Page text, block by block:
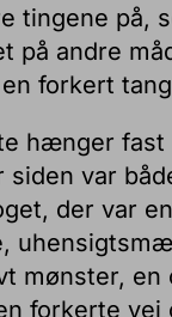
tingene på,
på andre
forkert
hænger
siden var
der var
mønster,
forkerte